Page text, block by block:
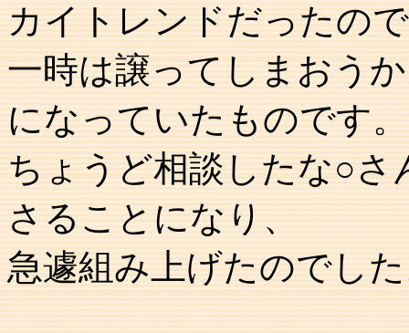
カイトレンドだったの
一時は譲ってしまおう
になっていたものです。
ちょうど相談したな○
さることになり、
急遽組み上げたのでし